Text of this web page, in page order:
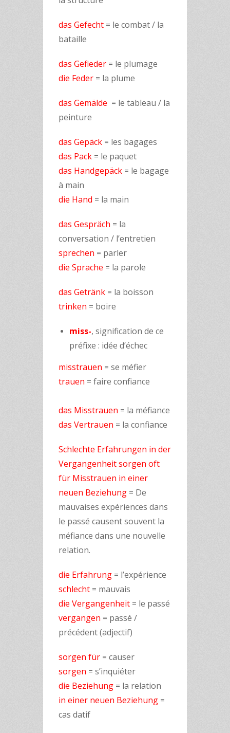
das Gefecht = le combat / la
bataille
das Gefieder = le plumage
die Feder = la plume
das Gemälde = le tableau / la
peinture
das Gepäck = les bagages
das Pack = le paquet
das Handgepäck = le bagage
à main
die Hand = la main
das Gespräch = la
conversation / l’entretien
sprechen = parler
die Sprache = la parole
das Getränk = la boisson
trinken = boire
miss-, signification de ce
préfixe : idée d’échec
misstrauen = se méfier
trauen = faire confiance
das Misstrauen = la méfiance
das Vertrauen = la confiance
Schlechte Erfahrungen in der
Vergangenheit sorgen oft
für Misstrauen in einer
neuen Beziehung = De
mauvaises expériences dans
le passé causent souvent la
méfiance dans une nouvelle
relation.
die Erfahrung = l’expérience
schlecht = mauvais
die Vergangenheit = le passé
vergangen = passé /
précédent (adjectif)
sorgen für = causer
sorgen = s’inquiéter
die Beziehung = la relation
in einer neuen Beziehung =
cas datif